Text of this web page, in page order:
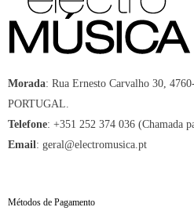
Morada: Rua Ernesto Carvalho 30,
PORTUGAL.
Telefone: +351 252 374 036 (Chamada
Email: geral@electromusica.pt
Métodos de Pagamento